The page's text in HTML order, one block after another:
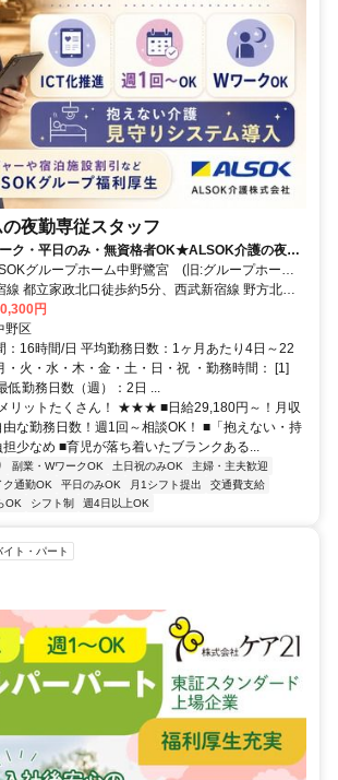
夜勤専従スタッフ
ク・平日のみ・無資格者OK★ALSOK介護の夜勤
グループホーム中野鷺宮 (旧:グループホーム
鷺宮)
線 都立家政北口徒歩約5分、西武新宿線 野方北口
宿線 鷺ノ宮北口徒歩約13分
円
野区
：16時間/日 平均勤務日数：1ヶ月あたり4日～22
・火・水・木・金・土・日・祝 ・勤務時間： [1]
低勤務日数（週）：2日 ...
ットたくさん！ ★★★ ■日給29,180円～！月収
な勤務日数！週1回～相談OK！ ■「抱えない・持
少なめ ■育児が落ち着いたブランクある...
副業・WワークOK 土日祝のみOK
主婦・主夫歓迎
ク通勤OK 平日のみOK 月1シフト提出
交通費支給
OK シフト制 週4日以上OK
イト・パート